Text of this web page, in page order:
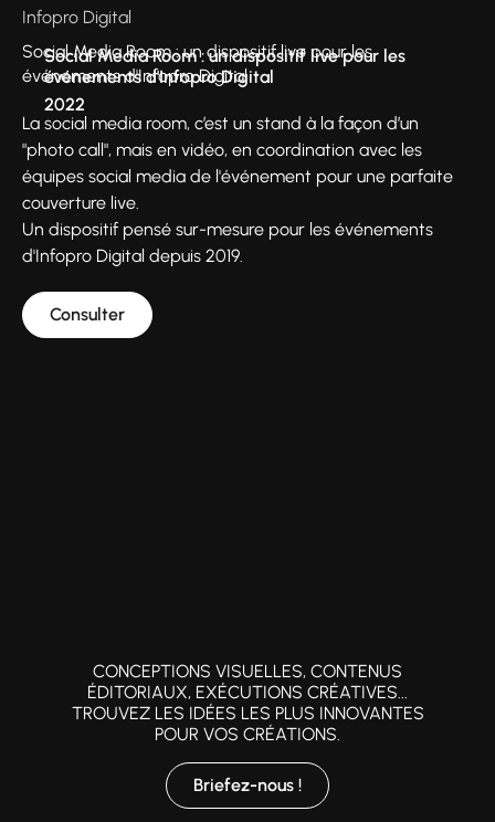
Social Media Room : un dispositif live pour les
événements d'Infopro Digital
2022
Infopro Digital
Social Media Room : un dispositif live pour les
événements d'Infopro Digital
La social media room, c’est un stand à la façon d’un
"photo call", mais en vidéo, en coordination avec les
équipes social media de l'événement pour une parfaite
couverture live.
Un dispositif pensé sur-mesure pour les événements
d'Infopro Digital depuis 2019.
Consulter
CONCEPTIONS VISUELLES, CONTENUS
ÉDITORIAUX, EXÉCUTIONS CRÉATIVES...
TROUVEZ LES IDÉES LES PLUS INNOVANTES
POUR VOS CRÉATIONS.
Briefez-nous !